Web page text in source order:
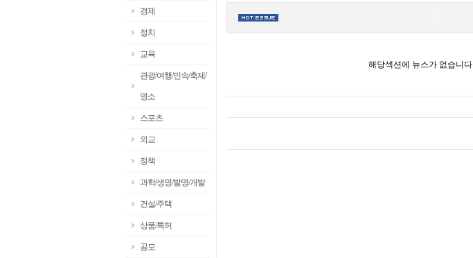
경제
정치
교육
관광/여행/민속/축제/
명소
스포츠
외교
정책
과학/생명/발명/개발
건설/주택
상품/특허
공모
해당섹션에 뉴스가 없습니다